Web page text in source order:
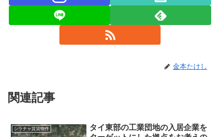
金本たけし
関連記事
シラチャ賃貸物件
タイ東部の工業団地の入居企業を